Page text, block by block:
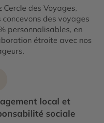
Cercle des Voyages,
concevons des voyages
personnalisables, en
étroite avec nos
local et
sociale